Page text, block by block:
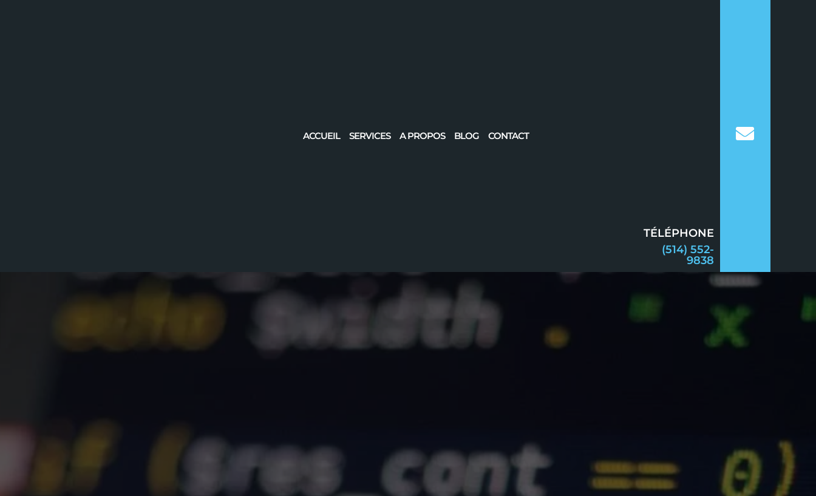
ACCUEIL SERVICES A PROPOS BLOG CONTACT
TÉLÉPHONE
(514) 552-
9838